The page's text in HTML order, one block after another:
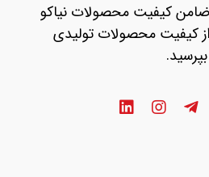
ضامن کیفیت محصولات نیاکو
کیفیت محصولات تولیدی